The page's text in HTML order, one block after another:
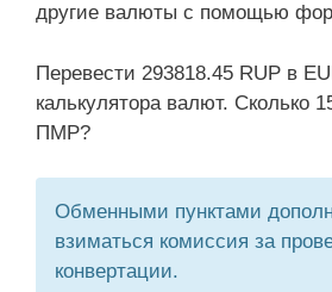
другие валюты с помощью
Перевести 293818.45 RUP в
калькулятора валют. Сколько
ПМР?
Обменными пунктами
взиматься комиссия за
конвертации.